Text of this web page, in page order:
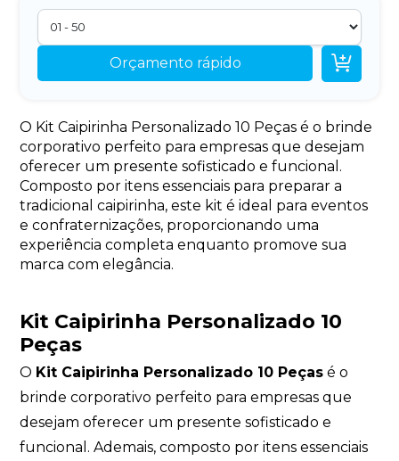
Orçamento rápido 
O Kit Caipirinha Personalizado 10 Peças é o brinde
corporativo perfeito para empresas que desejam
oferecer um presente sofisticado e funcional.
Composto por itens essenciais para preparar a
tradicional caipirinha, este kit é ideal para eventos
e confraternizações, proporcionando uma
experiência completa enquanto promove sua
marca com elegância.
Kit Caipirinha Personalizado 10
Peças
O Kit Caipirinha Personalizado 10 Peças é o
brinde corporativo perfeito para empresas que
desejam oferecer um presente sofisticado e
funcional. Ademais, composto por itens essenciais